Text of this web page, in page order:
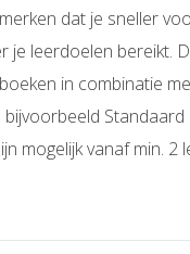
dat je sneller
je leerdoelen bereikt.
in combinatie
Standaard
mogelijk vanaf min. 2